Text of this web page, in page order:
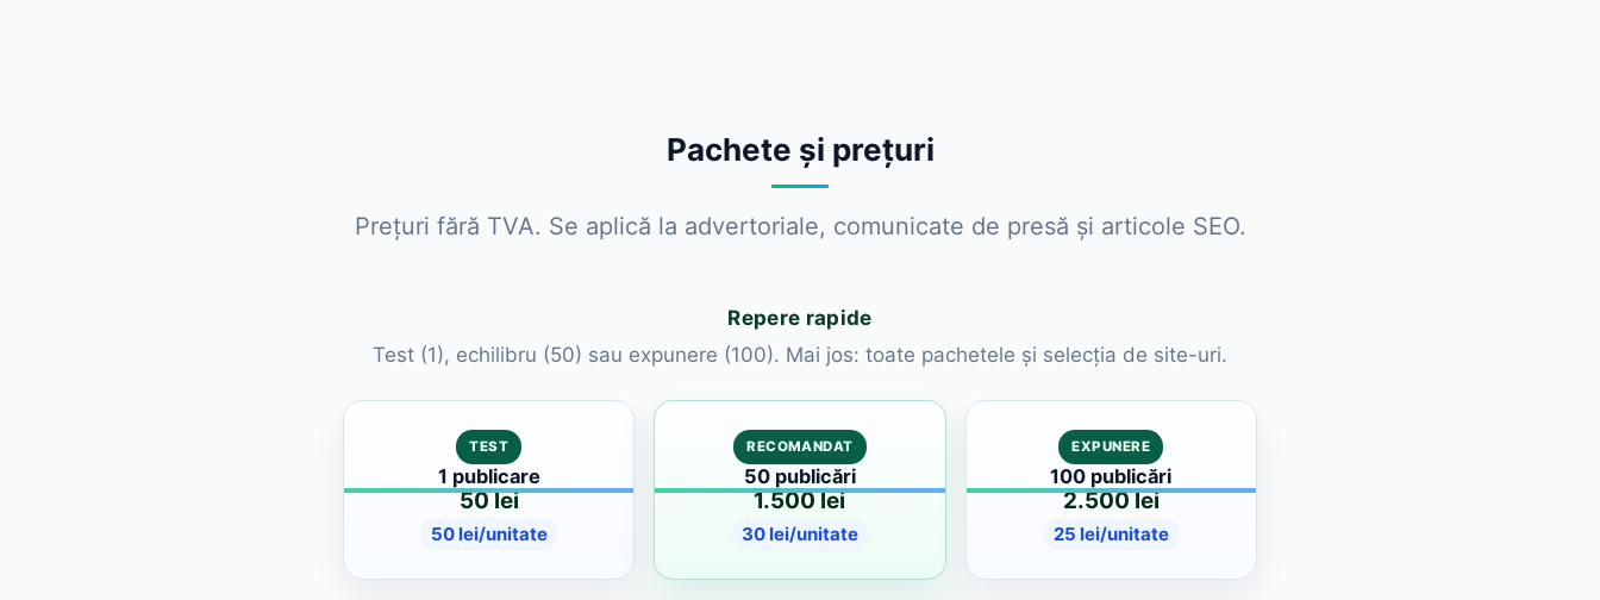
Pachete și prețuri
Prețuri fără TVA. Se aplică la advertoriale, comunicate de presă și articole SEO.
Repere rapide
Test (1), echilibru (50) sau expunere (100). Mai jos: toate pachetele și selecția de site-uri.
TEST
1 publicare
50 lei
50 lei/unitate
RECOMANDAT
50 publicări
1.500 lei
30 lei/unitate
EXPUNERE
100 publicări
2.500 lei
25 lei/unitate